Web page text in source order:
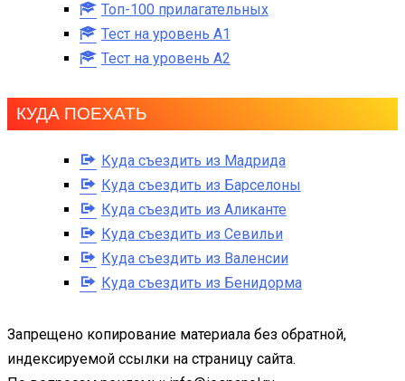
Топ-100 прилагательных
Тест на уровень A1
Тест на уровень A2
КУДА ПОЕХАТЬ
Куда съездить из Мадрида
Куда съездить из Барселоны
Куда съездить из Аликанте
Куда съездить из Севильи
Куда съездить из Валенсии
Куда съездить из Бенидорма
Запрещено копирование материала без обратной,
индексируемой ссылки на страницу сайта.